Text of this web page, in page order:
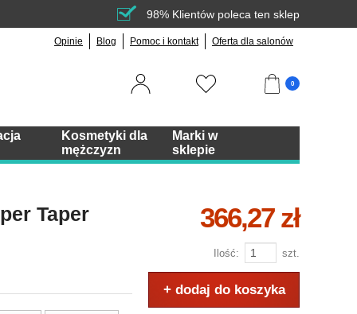
98% Klientów poleca ten sklep
Opinie Blog Pomoc i kontakt Oferta dla salonów
0
Kosmetyki dla
mężczyzn
Marki w
sklepie
Taper
366,27 zł
Ilość: szt.
+ dodaj do koszyka